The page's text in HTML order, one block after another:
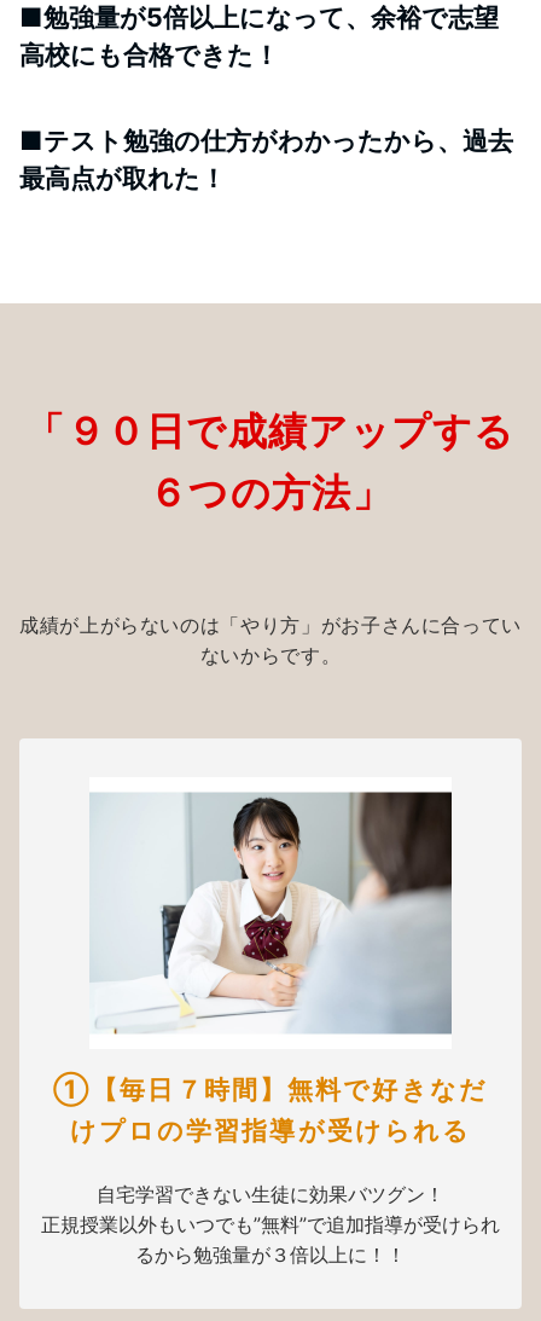
■勉強量が5倍以上になって、余裕で志望
高校にも合格できた！
■テスト勉強の仕方がわかったから、過去
最高点が取れた！
「９０日で成績アップする
６つの方法」
成績が上がらないのは「やり方」がお子さんに合ってい
ないからです。
①【毎日７時間】無料で好きなだ
けプロの学習指導が受けられる
自宅学習できない生徒に効果バツグン！
正規授業以外もいつでも”無料”で追加指導が受けられ
るから勉強量が３倍以上に！！